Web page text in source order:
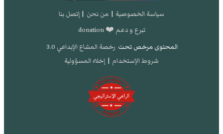
سياسة الخصوصية | من نحن | إتصل بنا
تبرع و دعم ❤️ donation
المحتوى مرخص تحت رخصة المشاع الإبداعي 3.0
شروط الإستخدام | إخلاء المسؤولية